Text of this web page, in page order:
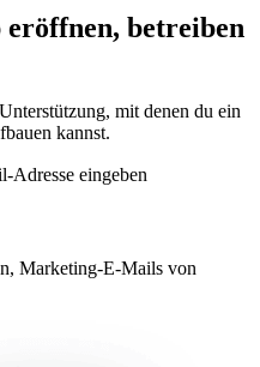
betreiben
mit denen du ein
kannst.
Adresse eingeben
Marketing-E-Mails von